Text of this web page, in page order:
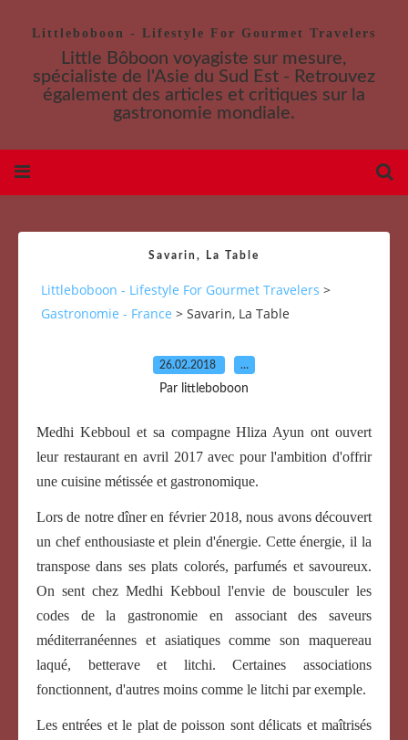
Littleboboon - Lifestyle For Gourmet Travelers
Little Bôboon voyagiste sur mesure,
spécialiste de l'Asie du Sud Est - Retrouvez
également des articles et critiques sur la
gastronomie mondiale.
Savarin, La Table
Littleboboon - Lifestyle For Gourmet Travelers >
Gastronomie - France > Savarin, La Table
26.02.2018 …
Par littleboboon
Medhi Kebboul et sa compagne Hliza Ayun ont ouvert
leur restaurant en avril 2017 avec pour l'ambition d'offrir
une cuisine métissée et gastronomique.
Lors de notre dîner en février 2018, nous avons découvert
un chef enthousiaste et plein d'énergie. Cette énergie, il la
transpose dans ses plats colorés, parfumés et savoureux.
On sent chez Medhi Kebboul l'envie de bousculer les
codes de la gastronomie en associant des saveurs
méditerranéennes et asiatiques comme son maquereau
laqué, betterave et litchi. Certaines associations
fonctionnent, d'autres moins comme le litchi par exemple.
Les entrées et le plat de poisson sont délicats et maîtrisés